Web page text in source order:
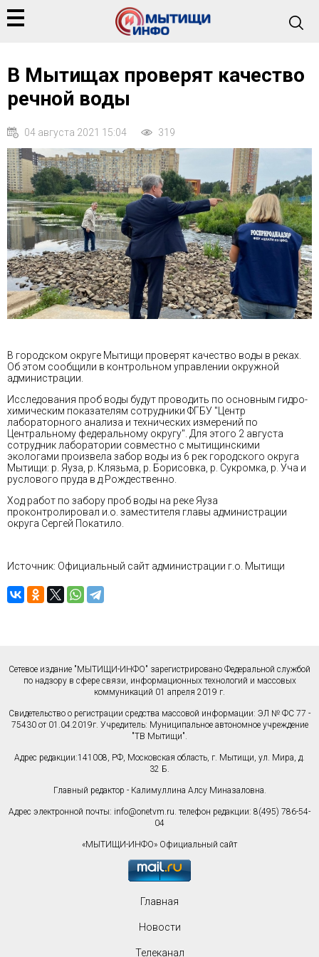
В Мытищах проверят качество
речной воды
04 августа 2021 15:04 319
В городском округе Мытищи проверят качество воды в реках.
Об этом сообщили в контрольном управлении окружной
администрации.
Исследования проб воды будут проводить по основным гидро-
химическим показателям сотрудники ФГБУ "Центр
лабораторного анализа и технических измерений по
Центральному федеральному округу". Для этого 2 августа
сотрудник лаборатории совместно с мытищинскими
экологами произвела забор воды из 6 рек городского округа
Мытищи: р. Яуза, р. Клязьма, р. Борисовка, р. Сукромка, р. Уча и
руслового пруда в д.Рождественно.
Ход работ по забору проб воды на реке Яуза
проконтролировал и.о. заместителя главы администрации
округа Сергей Покатило.
Источник: Официальный сайт администрации г.о. Мытищи
Сетевое издание "МЫТИЩИ-ИНФО" зарегистрировано Федеральной службой
по надзору в сфере связи, информационных технологий и массовых
коммуникаций 01 апреля 2019 г.
Свидетельство о регистрации средства массовой информации: ЭЛ № ФС 77 -
75430 от 01.04.2019г. Учредитель: Муниципальное автономное учреждение
"ТВ Мытищи".
Адрес редакции:141008, РФ, Московская область, г. Мытищи, ул. Мира, д.
32 Б.
Главный редактор - Калимуллина Алсу Миназаловна.
Адрес электронной почты: info@onetvm.ru. телефон редакции: 8(495) 786-54-
04
«МЫТИЩИ-ИНФО» Официальный сайт
Главная
Новости
Телеканал